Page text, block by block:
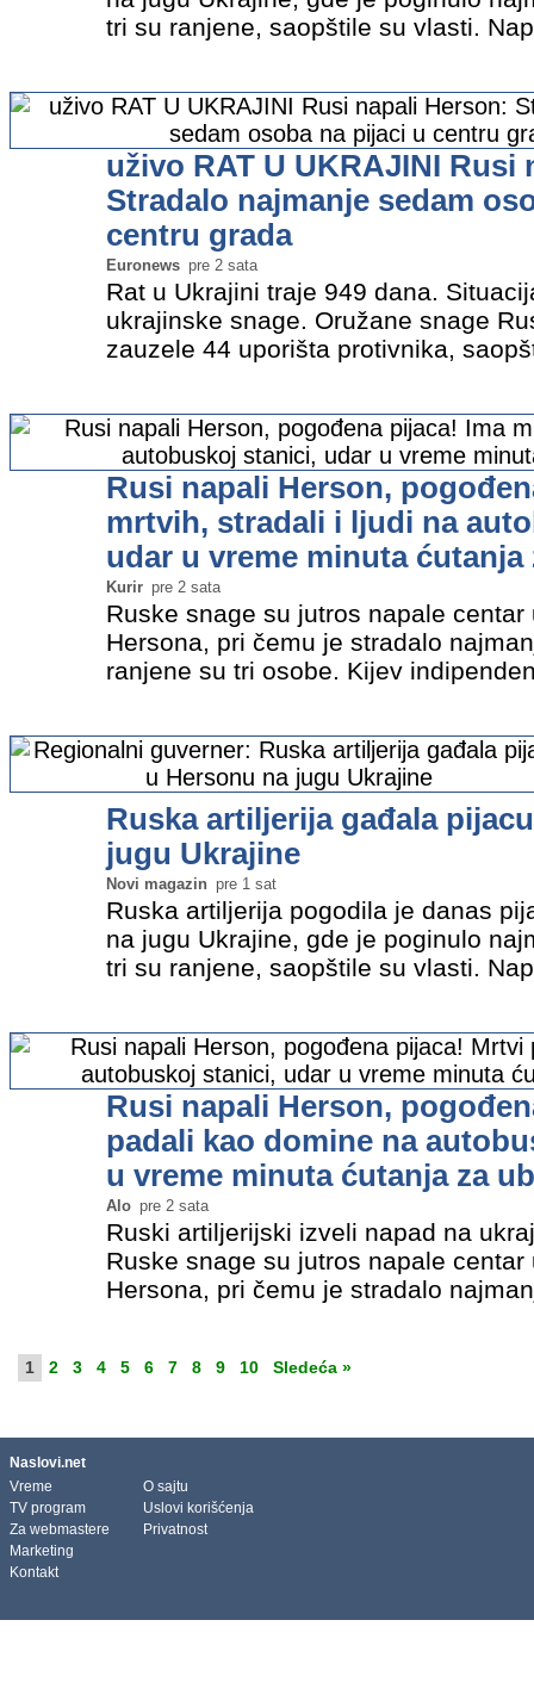
tri su ranjene, saopštile su vlasti.
uživo RAT U UKRAJINI Rusi
Stradalo najmanje sedam
centru grada
Euronews pre 2 sata
Rat u Ukrajini traje 949 dana.
ukrajinske snage. Oružane snage
zauzele 44 uporišta protivnika,
Rusi napali Herson,
mrtvih, stradali i ljudi na
udar u vreme minuta
Kurir pre 2 sata
Ruske snage su jutros napale
Hersona, pri čemu je stradalo
ranjene su tri osobe. Kijev
Ruska artiljerija gađala
jugu Ukrajine
Novi magazin pre 1 sat
Ruska artiljerija pogodila je danas
na jugu Ukrajine, gde je poginulo
tri su ranjene, saopštile su vlasti.
Rusi napali Herson,
padali kao domine na
u vreme minuta ćutanja za
Alo pre 2 sata
Ruski artiljerijski izveli napad na
Ruske snage su jutros napale
Hersona, pri čemu je stradalo
1 2 3 4 5 6 7 8 9 10 Sledeća »
Naslovi.net
Vreme
TV program
Za webmastere
Marketing
Kontakt
O sajtu
Uslovi korišćenja
Privatnost